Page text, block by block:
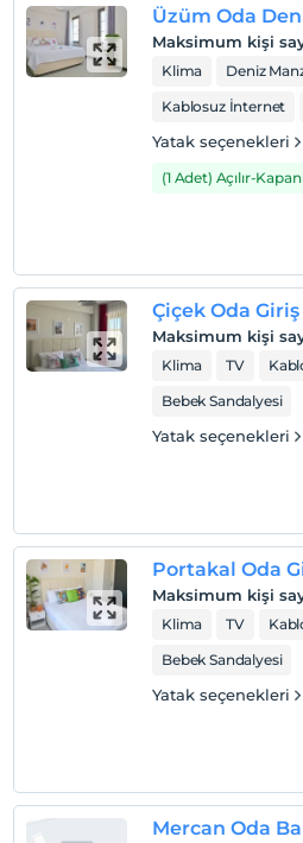
Üzüm Oda
Maksimum kişi
Klima Deniz
Kablosuz İnternet
Yatak seçenekleri
(1 Adet) Açılır-
Çiçek Oda
Maksimum kişi
Klima TV
Bebek Sandalyesi
Yatak seçenekleri
Portakal Oda
Maksimum kişi
Klima TV
Bebek Sandalyesi
Yatak seçenekleri
Mercan Oda